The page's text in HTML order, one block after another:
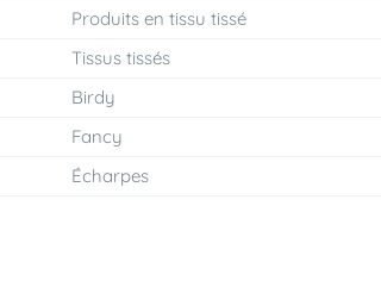
Produits en tissu tissé
Tissus tissés
Birdy
Fancy
Écharpes